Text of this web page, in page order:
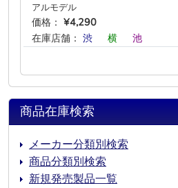
アルモデル
価格： ¥4,290
在庫店舗： 渋 横 池
商品在庫検索
メーカー分類別検索
商品分類別検索
新規発売製品一覧